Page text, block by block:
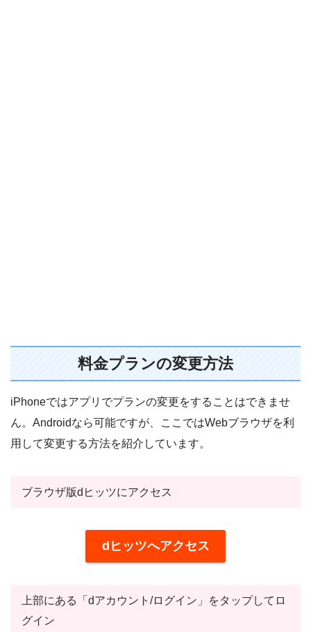
料金プランの変更方法
iPhoneではアプリでプランの変更をすることはできませ
ん。Androidなら可能ですが、ここではWebブラウザを利
用して変更する方法を紹介しています。
ブラウザ版dヒッツにアクセス
dヒッツへアクセス
上部にある「dアカウント/ログイン」をタップしてロ
グイン